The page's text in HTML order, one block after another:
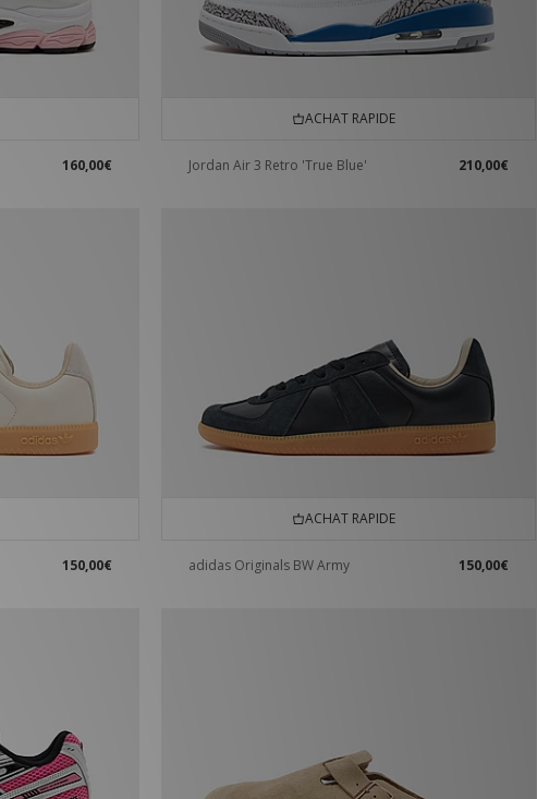
160,00€
ACHAT RAPIDE
Jordan Air 3 Retro 'True Blue' 210,00€
150,00€
ACHAT RAPIDE
adidas Originals BW Army 150,00€